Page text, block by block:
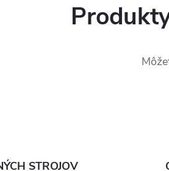
STROJOV